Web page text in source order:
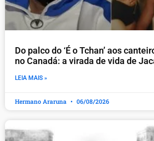
Do palco do ‘É o Tchan’ aos
no Canadá: a virada de vida de
LEIA MAIS »
Hermano Araruna 06/08/2026